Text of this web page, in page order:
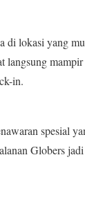
di lokasi yang
langsung mampir
in.
spesial
Globers